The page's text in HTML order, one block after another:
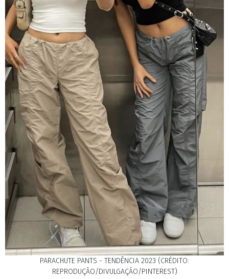
PARACHUTE PANTS - TENDÊNCIA 2023 (CRÉDITO:
REPRODUÇÃO/DIVULGAÇÃO/PINTEREST)